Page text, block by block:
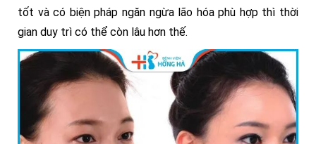
tốt và có biện pháp ngăn ngừa lão hóa phù hợp thì thời
gian duy trì có thể còn lâu hơn thế.